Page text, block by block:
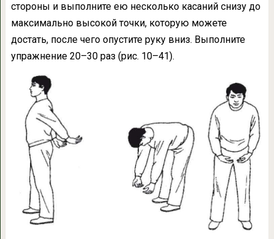
стороны и выполните ею несколько касаний снизу до
максимально высокой точки, которую можете
достать, после чего опустите руку вниз. Выполните
упражнение 20–30 раз (рис. 10–41).